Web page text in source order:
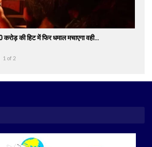
करोड़ की हिट में फिर धमाल मचाएगा वही…
1 of 2